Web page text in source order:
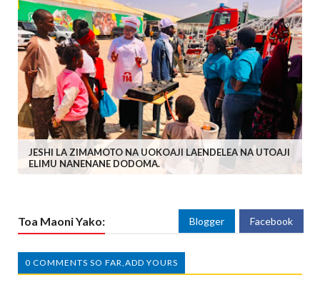
JESHI LA ZIMAMOTO NA UOKOAJI LAENDELEA NA UTOAJI
ELIMU NANENANE DODOMA.
Toa Maoni Yako: Blogger Facebook
0 COMMENTS SO FAR,ADD YOURS